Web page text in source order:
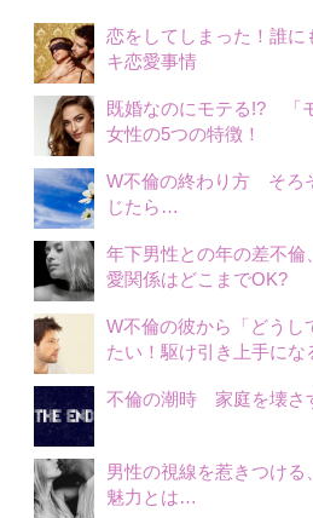
恋をしてしまった！誰に
キ恋愛事情
既婚なのにモテる!? 「
女性の5つの特徴！
W不倫の終わり方 そろ
じたら…
年下男性との年の差不
愛関係はどこまでOK?
W不倫の彼から「どうし
たい！駆け引き上手にな
不倫の潮時 家庭を壊さ
男性の視線を惹きつけ
魅力とは…